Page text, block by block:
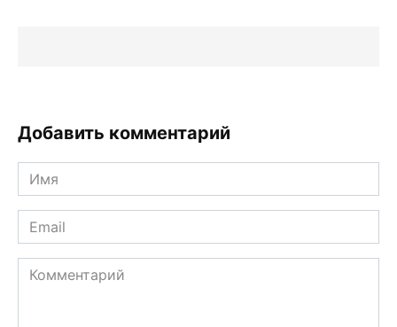
Добавить комментарий
Имя
*
Email
*
Комментарий